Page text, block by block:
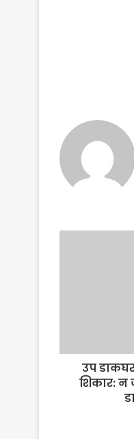
उप डाकघर
शिकार: न